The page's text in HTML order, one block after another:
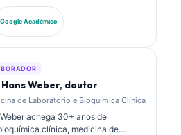
de laboratorio e análise
certificacións de especialidade en
publicou extensamente sobre
Google Académico
Weber, doutor
de Laboratorio e Bioquímica Clínica
achega 30+ anos de
clínica, medicina de